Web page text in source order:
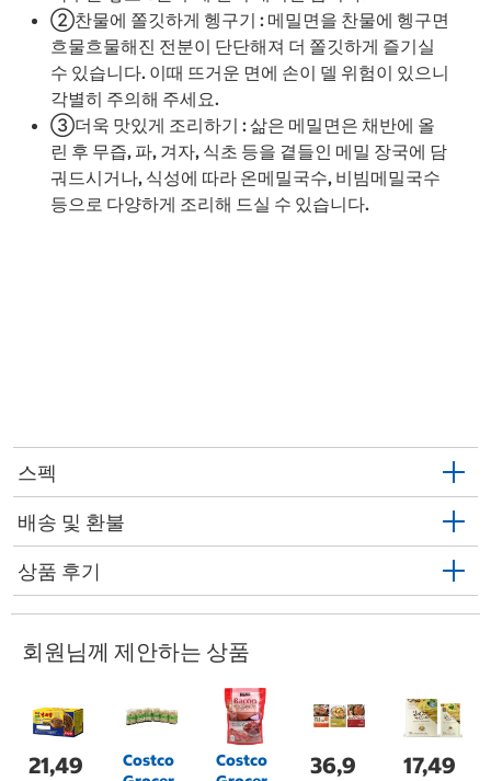
②찬물에 쫄깃하게 헹구기 : 메밀면을 찬물에 헹구면
흐물흐물해진 전분이 단단해져 더 쫄깃하게 즐기실
수 있습니다. 이때 뜨거운 면에 손이 델 위험이 있으니
각별히 주의해 주세요.
③더욱 맛있게 조리하기 : 삶은 메밀면은 채반에 올
린 후 무즙, 파, 겨자, 식초 등을 곁들인 메밀 장국에 담
궈드시거나, 식성에 따라 온메밀국수, 비빔메밀국수
등으로 다양하게 조리해 드실 수 있습니다.
스펙
배송 및 환불
상품 후기
회원님께 제안하는 상품
21,49
Costco
Costco
36,9 17,49